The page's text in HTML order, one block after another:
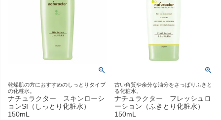
乾燥肌の方におすすめのしっとりタイプ
の化粧水。
ナチュラクター スキンローシ
ョンSI（しっとり化粧水）
150mL
古い角質や余分な油分をさっぱりふきと
る化粧水。
ナチュラクター フレッシュロ
ーション（ふきとり化粧水）
150mL